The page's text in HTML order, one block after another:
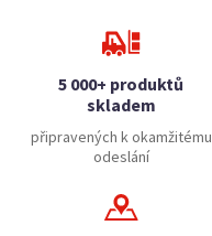
5 000+ produktů
skladem
připravených k okamžitému
odeslání